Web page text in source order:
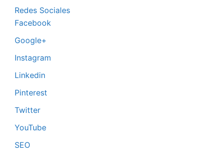
Redes Sociales
Facebook
Google+
Instagram
Linkedin
Pinterest
Twitter
YouTube
SEO